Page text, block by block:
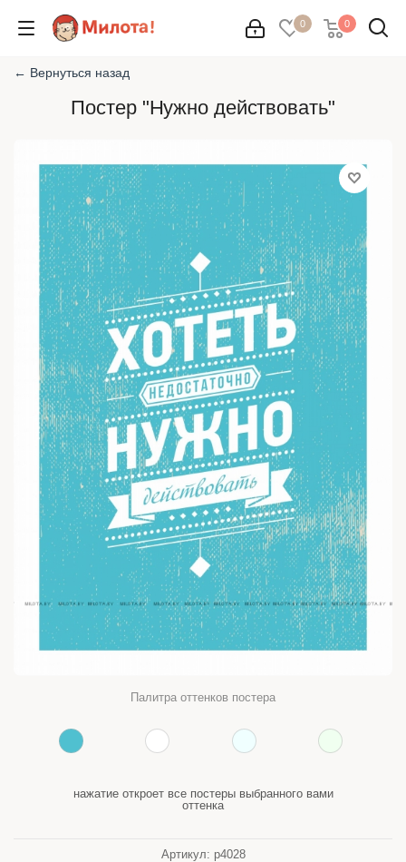
0 0
← Вернуться назад
Постер "Нужно действовать"
Палитра оттенков постера
нажатие откроет все постеры выбранного вами
оттенка
Артикул: p4028